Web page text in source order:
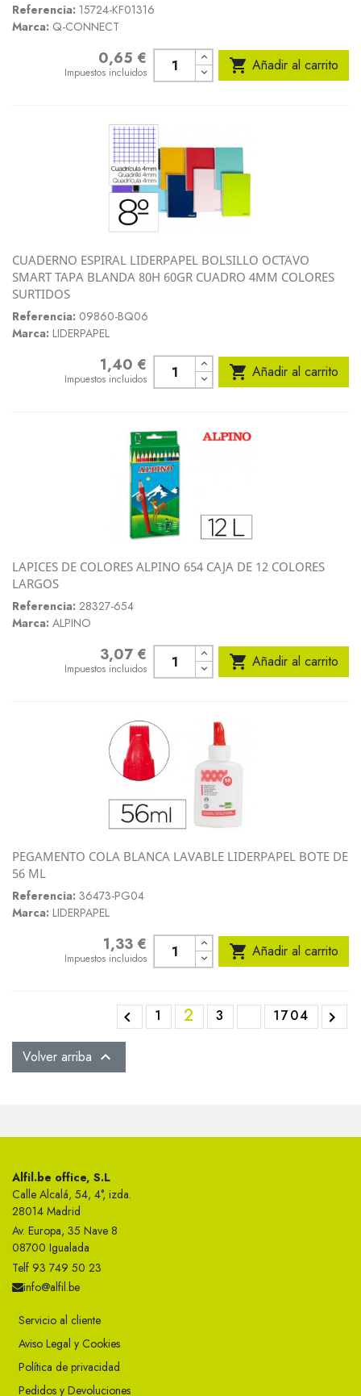
Referencia: 15724-KF01316
Marca: Q-CONNECT
0,65 €
Impuestos incluidos  Añadir al carrito
CUADERNO ESPIRAL LIDERPAPEL BOLSILLO OCTAVO
SMART TAPA BLANDA 80H 60GR CUADRO 4MM COLORES
SURTIDOS
Referencia: 09860-BQ06
Marca: LIDERPAPEL
1,40 €
Impuestos incluidos  Añadir al carrito
LAPICES DE COLORES ALPINO 654 CAJA DE 12 COLORES
LARGOS
Referencia: 28327-654
Marca: ALPINO
3,07 €
Impuestos incluidos  Añadir al carrito
PEGAMENTO COLA BLANCA LAVABLE LIDERPAPEL BOTE DE
56 ML
Referencia: 36473-PG04
Marca: LIDERPAPEL
1,33 €
Impuestos incluidos  Añadir al carrito
 1 2 3 1704 
Volver arriba 
Alfil.be office, S.L
Calle Alcalá, 54, 4°, izda.
28014 Madrid
Av. Europa, 35 Nave 8
08700 Igualada
Telf 93 749 50 23
info@alfil.be
Servicio al cliente
Aviso Legal y Cookies
Política de privacidad
Pedidos y Devoluciones